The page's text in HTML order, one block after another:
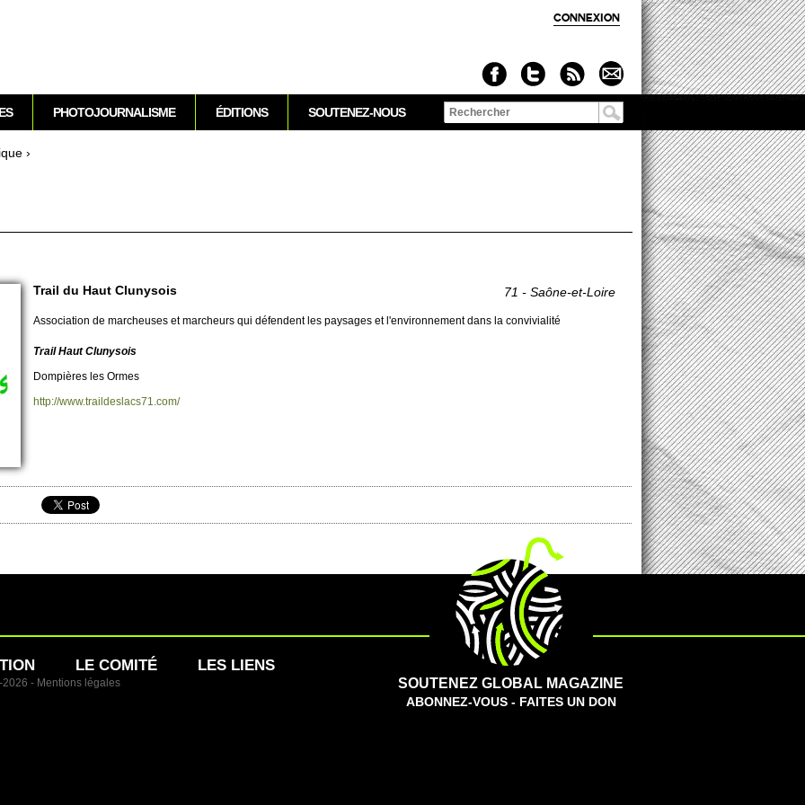
CONNEXION
›
71 - Saône-et-Loire
Trail du Haut Clunysois
Asso­ci­ation de mar­cheuses et mar­cheurs qui défendent les paysages et l'envi­ronne­ment dans la convi­vi­alité
Trail Haut Clunysois
Dompières les Ormes
http://​www.​traildeslacs71.​com/​
PHOTOJOURNALISME ÉDITIONS SOUTENEZ-NOUS
Formulaire de
SOUTENEZ GLOBAL MAGAZINE
ABONNEZ-VOUS - FAITES UN DON
LE COMITÉ LES LIENS
2026 - Mentions légales